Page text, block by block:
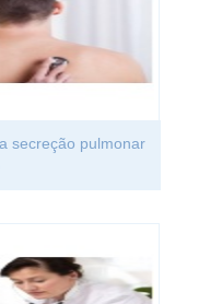
secreção pulmonar